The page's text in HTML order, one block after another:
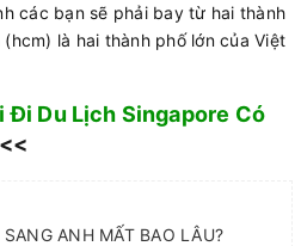
các bạn sẽ phải bay từ hai thành
(hcm) là hai thành phố lớn của Việt
Đi Du Lịch Singapore Có
ANH MẤT BAO LÂU?